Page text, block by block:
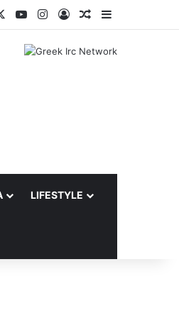
YouTubeInstagram
Log InRandom Article
Sidebar
LIFESTYLE